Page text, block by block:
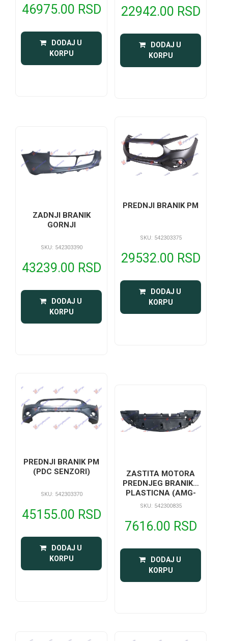
46975.00 RSD
DODAJ U
KORPU
22942.00 RSD
DODAJ U
KORPU
ZADNJI BRANIK
GORNJI
SKU: 542303390
43239.00 RSD
DODAJ U
KORPU
PREDNJI BRANIK PM
SKU: 542303375
29532.00 RSD
DODAJ U
KORPU
PREDNJI BRANIK PM
(PDC SENZORI)
SKU: 542303370
45155.00 RSD
DODAJ U
KORPU
ZASTITA MOTORA
PREDNJEG BRANIKA
PLASTICNA (AMG-
LINE)
SKU: 542300835
7616.00 RSD
DODAJ U
KORPU